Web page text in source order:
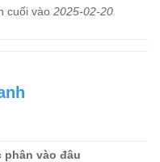
cuối vào 2025-02-20
vào đâu